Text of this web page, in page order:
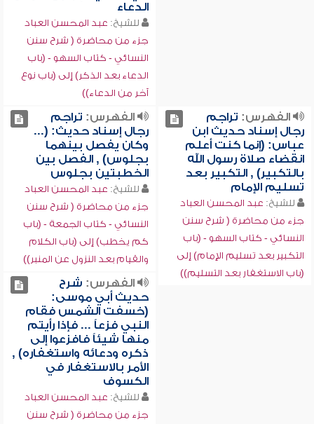
الدعاء
للشيخ: عبد المحسن العباد
جزء من محاضرة ( شرح سنن
النسائي - كتاب السهو - (باب
الدعاء بعد الذكر) إلى (باب نوع
آخر من الدعاء))
الفهرس: تراجم
رجال إسناد حديث ابن
عباس: (إنما كنت أعلم
انقضاء صلاة رسول الله
بالتكبير) , التكبير بعد
تسليم الإمام
للشيخ: عبد المحسن العباد
جزء من محاضرة ( شرح سنن
النسائي - كتاب السهو - (باب
التكبير بعد تسليم الإمام) إلى
(باب الاستغفار بعد التسليم))
الفهرس: تراجم
رجال إسناد حديث: (...
وكان يفصل بينهما
بجلوس) , الفصل بين
الخطبتين بجلوس
للشيخ: عبد المحسن العباد
جزء من محاضرة ( شرح سنن
النسائي - كتاب الجمعة - (باب
كم يخطب) إلى (باب الكلام
والقيام بعد النزول عن المنبر))
الفهرس: شرح
حديث أبي موسى:
(خسفت الشمس فقام
النبي فزعاً ... فإذا رأيتم
منها شيئاً فافزعوا إلى
ذكره ودعائه واستغفاره) ,
الأمر بالاستغفار في
الكسوف
للشيخ: عبد المحسن العباد
جزء من محاضرة ( شرح سنن